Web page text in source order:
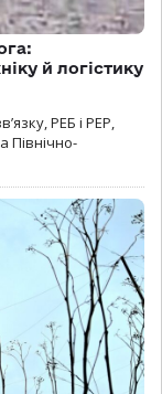
й логістику
РЕБ і РЕР,
Північно-